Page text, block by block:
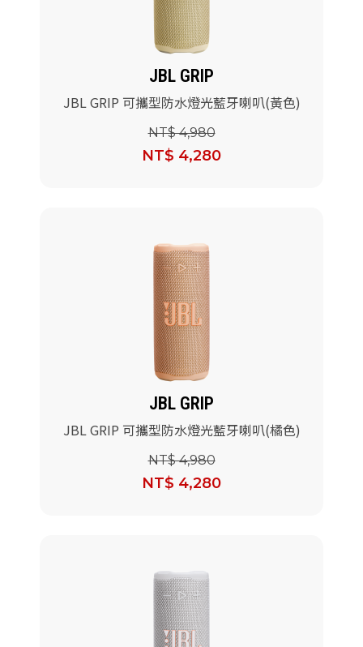
JBL GRIP
JBL GRIP 可攜型防水燈光藍牙喇叭(黃色)
NT$ 4,980
NT$ 4,280
JBL GRIP
JBL GRIP 可攜型防水燈光藍牙喇叭(橘色)
NT$ 4,980
NT$ 4,280